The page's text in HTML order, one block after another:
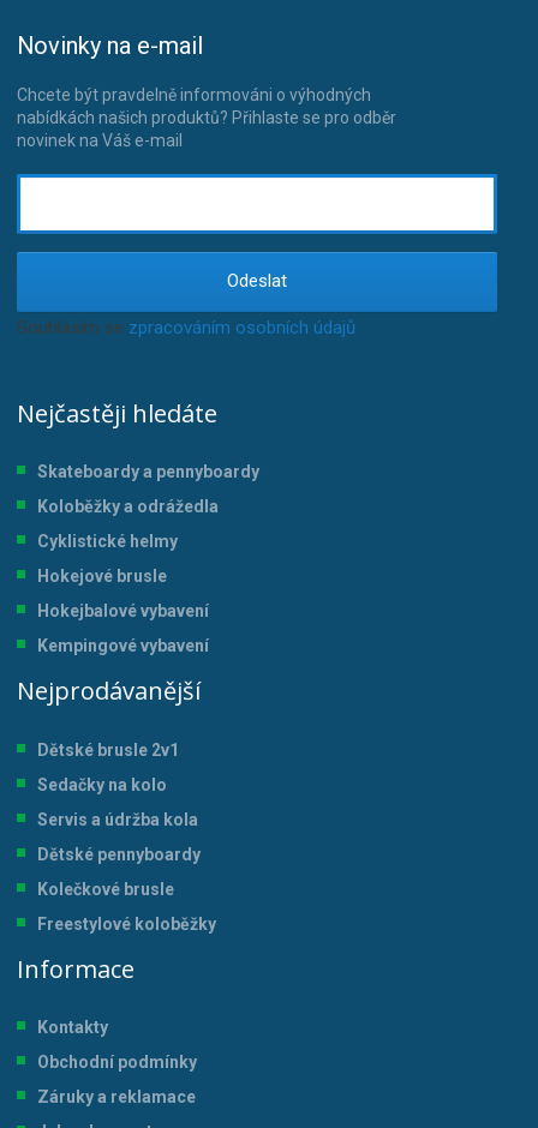
Novinky na e-mail
Chcete být pravdelně informováni o výhodných
nabídkách našich produktů? Přihlaste se pro odběr
novinek na Váš e-mail
Odeslat
Souhlasím se zpracováním osobních údajů.
Nejčastěji hledáte
Skateboardy a pennyboardy
Koloběžky a odrážedla
Cyklistické helmy
Hokejové brusle
Hokejbalové vybavení
Kempingové vybavení
Nejprodávanější
Dětské brusle 2v1
Sedačky na kolo
Servis a údržba kola
Dětské pennyboardy
Kolečkové brusle
Freestylové koloběžky
Informace
Kontakty
Obchodní podmínky
Záruky a reklamace